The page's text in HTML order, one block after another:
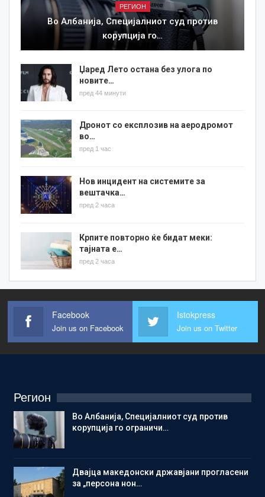
РЕГИОН
Во Албанија, Специјалниот суд против
корупција го…
Џаред Лето остана без улога по
новите…
пред 44 минути
Дронот со експлозив на аеродромот
во…
пред 1 час
Нов инцидент на системите за
вештачка…
пред 2 часа
Крпите повторно ќе бидат меки:
тајната е…
пред 2 часа
Facebook
Join us on Facebook
Istokpress
Join us on Twitter
Регион
Во Албанија, Специјалниот суд против
корупција го ограничи…
Двајца македонски државјани прогласени
за „персона нон…